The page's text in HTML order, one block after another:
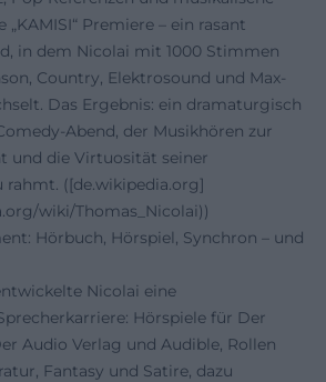
„KAMISI“ Premiere – ein rasant
in dem Nicolai mit 1000 Stimmen
Country, Elektrosound und Max-
Das Ergebnis: ein dramaturgisch
Abend, der Musikhören zur
und die Virtuosität seiner
([de.wikipedia.org]
wiki/Thomas_Nicolai))
Hörbuch, Hörspiel, Synchron – und
Nicolai eine
Hörspiele für Der
Audio Verlag und Audible, Rollen
Fantasy und Satire, dazu